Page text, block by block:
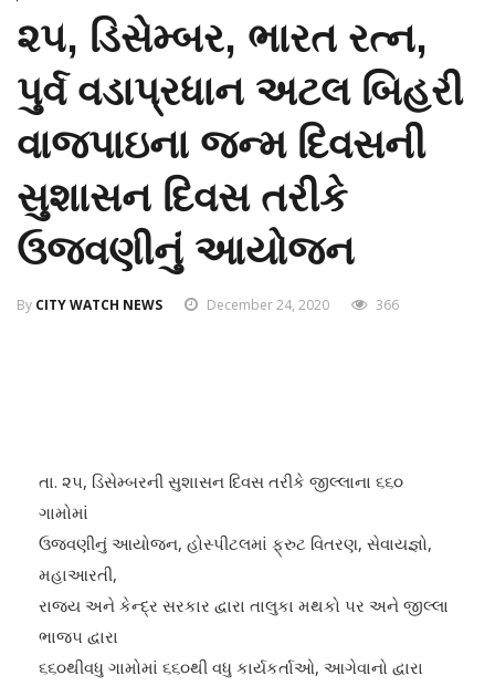
૨૫, ડિસેમ્બર, ભારત રત્ન,
પુર્વ વડાપ્રધાન અટલ બિહરી
વાજપાઇના જન્મ દિવસની
સુશાસન દિવસ તરીકે
ઉજવણીનું આયોજન
By CITY WATCH NEWS December 24, 2020 366
તા. ૨૫, ડિસેમ્બરની સુશાસન દિવસ તરીકે જીલ્લાના ૬૬૦
ગામોમાં
ઉજવણીનું આયોજન, હોસ્પીટલમાં ફ્રુટ વિતરણ, સેવાયજ્ઞો,
મહાઆરતી,
રાજય અને કેન્દ્ર સરકાર દ્વારા તાલુકા મથકો ૫ર અને જીલ્લા
ભાજ૫ દ્વારા
૬૬૦થીવધુ ગામોમાં ૬૬૦થી વધુ કાર્યકર્તાઓ, આગેવાનો દ્વારા